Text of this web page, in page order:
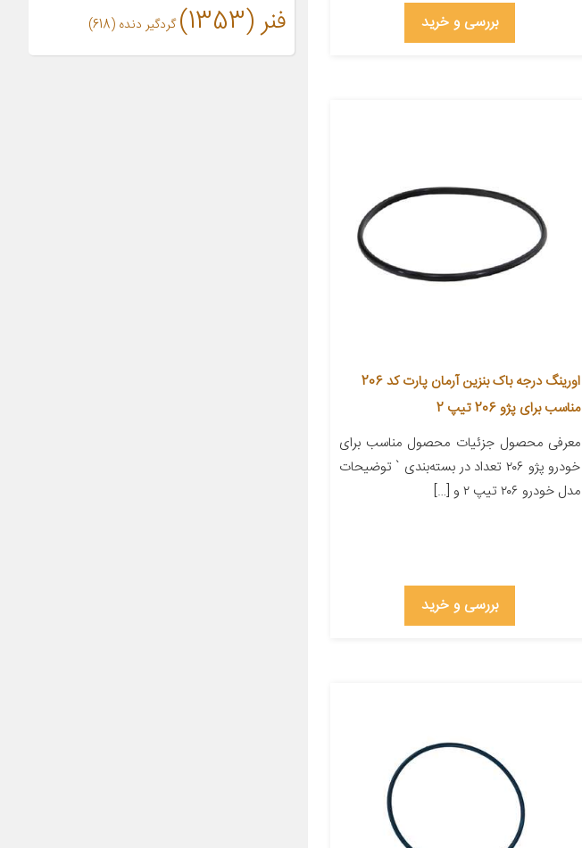
بررسی و خرید
اورینگ درجه باک بنزین آرمان پارت کد 206
مناسب برای پژو 206 تیپ 2
معرفی محصول جزئیات محصول مناسب برای
خودرو پژو ۲۰۶ تعداد در بسته‌بندی ` توضیحات
مدل خودرو ۲۰۶ تیپ ۲ و […]
بررسی و خرید
فنر(1353) گردگیر دنده (618)